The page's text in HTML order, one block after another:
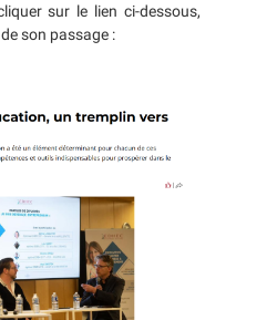
sur le lien ci-dessous,
son passage :